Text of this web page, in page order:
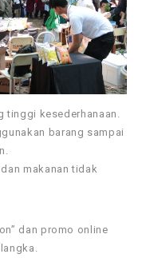
tinggi kesederhanaan.
barang sampai
makanan tidak
dan promo online